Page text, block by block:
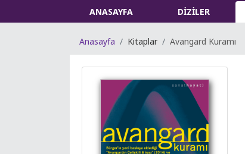
ANASAYFA DİZİLER
Anasayfa Kitaplar Avangard Kuramı